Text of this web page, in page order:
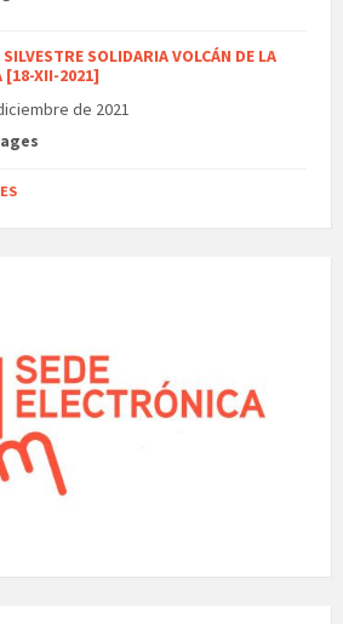
SILVESTRE SOLIDARIA VOLCÁN DE LA
[18-XII-2021]
de 2021